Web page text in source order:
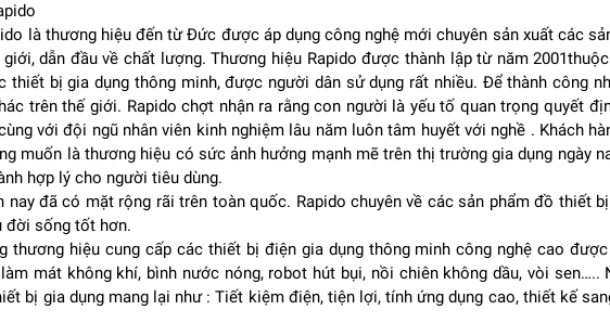
chắn với chân đế rộng giúp tăng độ ổn định khi hoạt động. Nhờ đó, quạt có thể vận
mà không bị rung lắc.
với khoảng cách nan hợp lý, vừa đảm bảo an toàn cho người dùng vừa giúp luồng
Rapido RWF-20AHD–1 là khả năng tạo luồng gió mạnh và ổn định. Với công
lớn 50cm, quạt giúp lan tỏa không khí mát mẻ đến mọi góc trong phòng.
luồng gió được phân bổ đều và xa hơn so với các dòng quạt thông thường. Điều
sự dễ chịu ngay cả khi ngồi cách quạt một khoảng cách nhất định.
là thương hiệu đến từ Đức được áp dụng công nghệ mới chuyên sản xuất các
dẫn đầu về chất lượng. Thương hiệu Rapido được thành lập từ năm
thiết bị gia dụng thông minh, được người dân sử dụng rất nhiều. Để thành công
trên thế giới. Rapido chợt nhận ra rằng con người là yếu tố quan trọng quyết
với đội ngũ nhân viên kinh nghiệm lâu năm luôn tâm huyết với nghề . Khách
muốn là thương hiệu có sức ảnh hưởng mạnh mẽ trên thị trường gia dụng ngày
hợp lý cho người tiêu dùng.
đã có mặt rộng rãi trên toàn quốc. Rapido chuyên về các sản phẩm đồ thiết
đời sống tốt hơn.
thương hiệu cung cấp các thiết bị điện gia dụng thông minh công nghệ cao
mát không khí, bình nước nóng, robot hút bụi, nồi chiên không dầu, vòi
bị gia dụng mang lại như : Tiết kiệm điện, tiện lợi, tính ứng dụng cao, thiết kế